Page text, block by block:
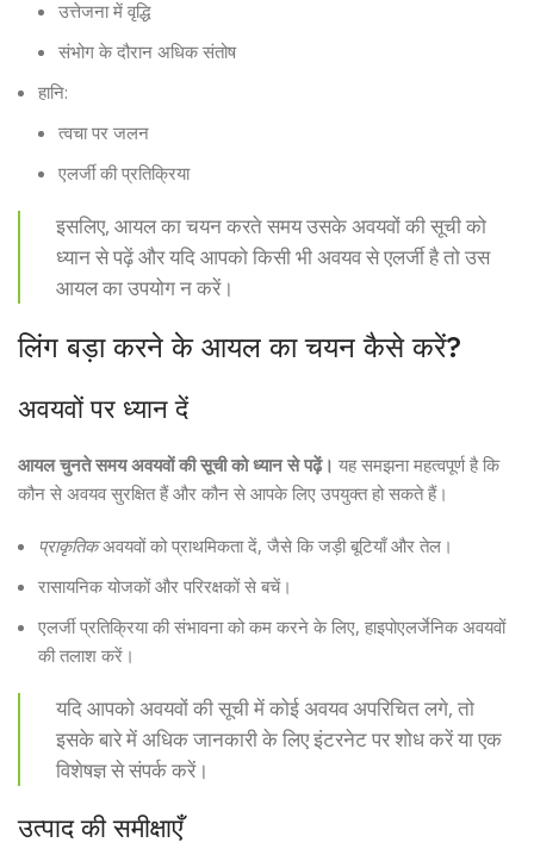
उत्तेजना में वृद्धि
संभोग के दौरान अधिक संतोष
हानि:
त्वचा पर जलन
एलर्जी की प्रतिक्रिया
इसलिए, आयल का चयन करते समय उसके अवयवों की सूची को
ध्यान से पढ़ें और यदि आपको किसी भी अवयव से एलर्जी है तो उस
आयल का उपयोग न करें।
लिंग बड़ा करने के आयल का चयन कैसे करें?
अवयवों पर ध्यान दें
आयल चुनते समय अवयवों की सूची को ध्यान से पढ़ें। यह समझना महत्वपूर्ण है कि
कौन से अवयव सुरक्षित हैं और कौन से आपके लिए उपयुक्त हो सकते हैं।
प्राकृतिकअवयवों को प्राथमिकता दें, जैसे कि जड़ी बूटियाँ और तेल।
रासायनिक योजकों और परिरक्षकों से बचें।
एलर्जी प्रतिक्रिया की संभावना को कम करने के लिए, हाइपोएलर्जेनिक अवयवों
की तलाश करें।
यदि आपको अवयवों की सूची में कोई अवयव अपरिचित लगे, तो
इसके बारे में अधिक जानकारी के लिए इंटरनेट पर शोध करें या एक
विशेषज्ञ से संपर्क करें।
उत्पाद की समीक्षाएँ